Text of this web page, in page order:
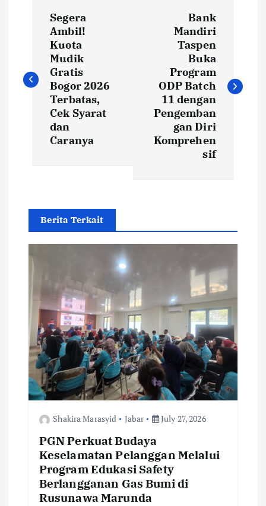
s
t
g
a
o
n
Segera
Ambil!
Kuota
Mudik
Gratis
Bogor 2026
Terbatas,
Cek Syarat
dan
Caranya
Bank
Mandiri
Taspen
Buka
Program
ODP Batch
11 dengan
Pengemban
gan Diri
Komprehen
sif
Berita Terkait
Shakira Marasyid Jabar July 27, 2026
PGN Perkuat Budaya
Keselamatan Pelanggan Melalui
Program Edukasi Safety
Berlangganan Gas Bumi di
Rusunawa Marunda